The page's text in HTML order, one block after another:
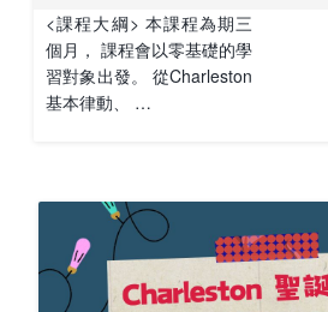
<課程大綱> 本課程為期三
個月， 課程會以零基礎的學
習對象出發。 從Charleston
基本律動、 …